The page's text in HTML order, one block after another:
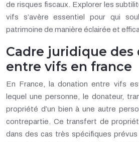
de risques fiscaux. Explorer les
vifs s’avère essentiel pour qui
patrimoine de manière éclairée et
Cadre juridique des
entre vifs en france
En France, la donation entre vifs
lequel une personne, le donateur,
propriété d’un bien à une autre
contrepartie. Ce transfert de
dans des cas très spécifiques prévus